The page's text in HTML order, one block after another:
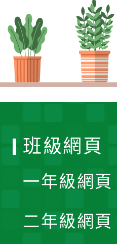
班級網頁
一年級網頁
二年級網頁